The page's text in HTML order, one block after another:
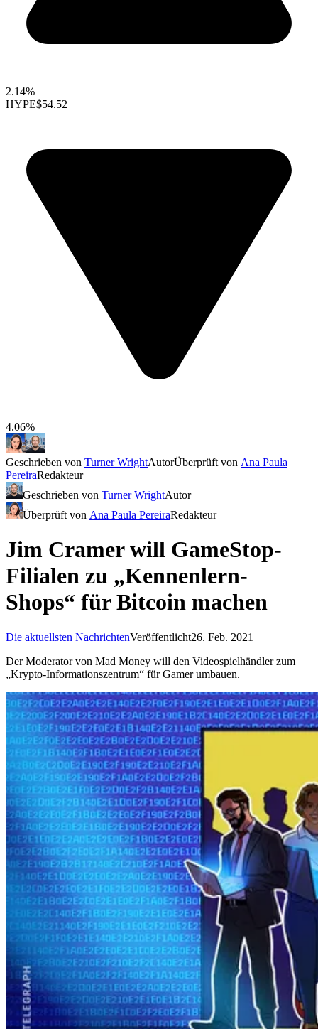
2.14%
HYPE$54.52
4.06%
Geschrieben von Turner WrightAutorÜberprüft von Ana Paula
PereiraRedakteur
Geschrieben von Turner WrightAutor
Überprüft von Ana Paula PereiraRedakteur
Jim Cramer will GameStop-
Filialen zu „Kennenlern-
Shops“ für Bitcoin machen
Die aktuellsten NachrichtenVeröffentlicht26. Feb. 2021
Der Moderator von Mad Money will den Videospielhändler zum
„Krypto-Informationszentrum“ für Gamer umbauen.